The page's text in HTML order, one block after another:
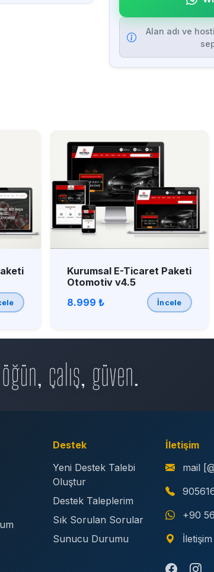
Alan adı ve
Kurumsal E-Ticaret Paketi
Otomotiv v4.5
8.999 ₺
İncele
Destek
Yeni Destek Talebi
Oluştur
Destek Taleplerim
Sık Sorulan Sorular
Sunucu Durumu
İletişim
mail
+90